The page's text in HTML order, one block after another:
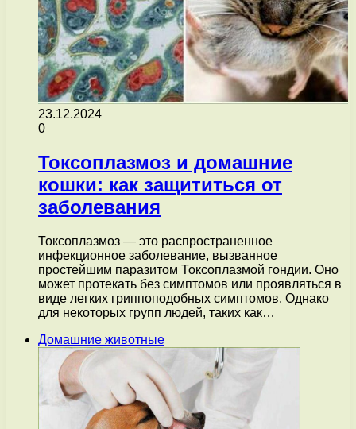
23.12.2024
0
Токсоплазмоз и домашние
кошки: как защититься от
заболевания
Токсоплазмоз — это распространенное
инфекционное заболевание, вызванное
простейшим паразитом Токсоплазмой гондии. Оно
может протекать без симптомов или проявляться в
виде легких гриппоподобных симптомов. Однако
для некоторых групп людей, таких как…
Домашние животные